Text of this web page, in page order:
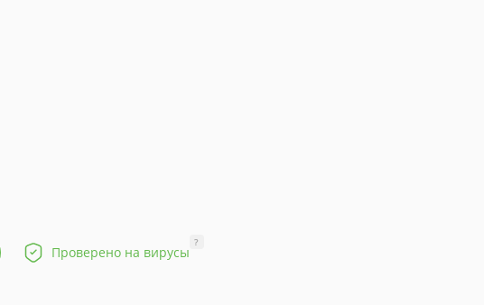
Проверено на вирусы
?